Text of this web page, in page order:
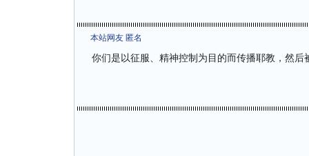
本站网友 匿名
你们是以征服、精神控制为目的而传播耶教，然后